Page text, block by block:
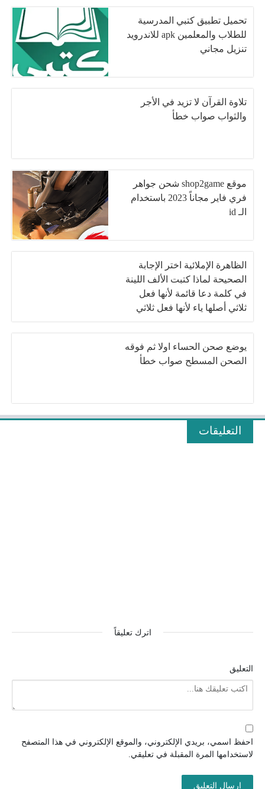
بليونا
تحميل تطبيق كتبي المدرسية
للطلاب والمعلمين apk للاندرويد
تنزيل مجاني
تلاوة القرآن لا تزيد في الأجر
والثواب صواب خطأ
موقع shop2game شحن جواهر
فري فاير مجاناً 2023 باستخدام
الـ id
الظاهرة الإملائية اختر الإجابة
الصحيحة لماذا كتبت الألف اللينة
في كلمة دعا قائمة لأنها فعل
ثلاثي أصلها ياء لأنها فعل ثلاثي
أصلها واو لأن أصلها ألف
يوضع صحن الحساء اولا ثم فوقه
الصحن المسطح صواب خطأ
التعليقات
اترك تعليقاً
التعليق
احفظ اسمي، بريدي الإلكتروني، والموقع الإلكتروني في هذا المتصفح
لاستخدامها المرة المقبلة في تعليقي.